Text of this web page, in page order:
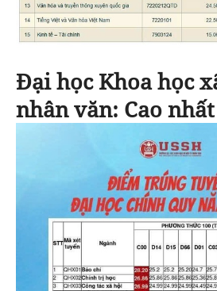
Đại học Khoa học
nhân văn: Cao